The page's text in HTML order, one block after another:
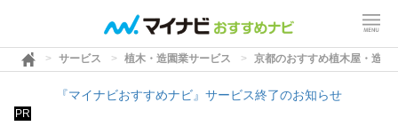
サービス 植木・造園業サービス 京都のおすすめ植木屋・造園
『マイナビおすすめナビ』サービス終了のお知らせ
PR